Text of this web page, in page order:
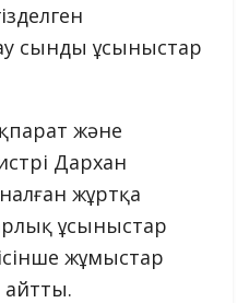
сынды ұсыныстар
және
Дархан
жұртқа
ұсыныстар
жұмыстар